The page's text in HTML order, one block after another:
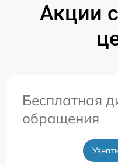
Акции
Бесплатная
обращения